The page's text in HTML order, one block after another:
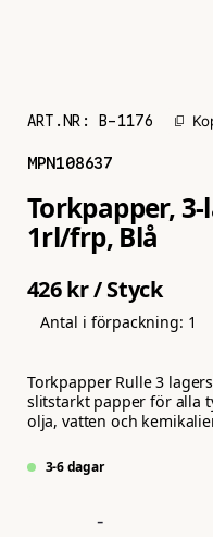
ART.NR:B-1176
MPN108637
Torkpapper,
1rl/frp, Blå
426 kr/ Styck
Antal i förpackning: 1
Torkpapper Rulle 3
slitstarkt papper för alla
olja, vatten och
3-6 dagar
-